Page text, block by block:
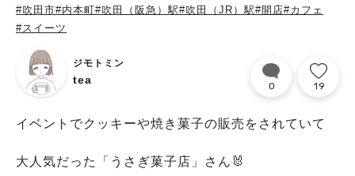
#吹田市#内本町#吹田（阪急）駅#吹田（JR）駅#開店#カフェ
#スイーツ
ジモトミン
tea 0 19
イベントでクッキーや焼き菓子の販売をされていて
大人気だった「うさぎ菓子店」さん🐰